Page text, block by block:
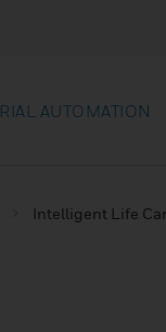
AUTOMATION
Intelligent Life